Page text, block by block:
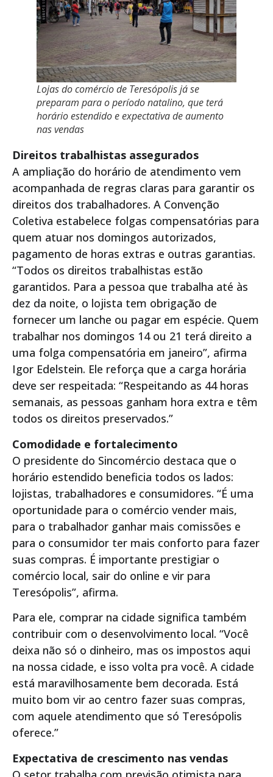
Lojas do comércio de Teresópolis já se
preparam para o período natalino, que terá
horário estendido e expectativa de aumento
nas vendas
Direitos trabalhistas assegurados
A ampliação do horário de atendimento vem
acompanhada de regras claras para garantir os
direitos dos trabalhadores. A Convenção
Coletiva estabelece folgas compensatórias para
quem atuar nos domingos autorizados,
pagamento de horas extras e outras garantias.
“Todos os direitos trabalhistas estão
garantidos. Para a pessoa que trabalha até às
dez da noite, o lojista tem obrigação de
fornecer um lanche ou pagar em espécie. Quem
trabalhar nos domingos 14 ou 21 terá direito a
uma folga compensatória em janeiro”, afirma
Igor Edelstein. Ele reforça que a carga horária
deve ser respeitada: “Respeitando as 44 horas
semanais, as pessoas ganham hora extra e têm
todos os direitos preservados.”
Comodidade e fortalecimento
O presidente do Sincomércio destaca que o
horário estendido beneficia todos os lados:
lojistas, trabalhadores e consumidores. “É uma
oportunidade para o comércio vender mais,
para o trabalhador ganhar mais comissões e
para o consumidor ter mais conforto para fazer
suas compras. É importante prestigiar o
comércio local, sair do online e vir para
Teresópolis”, afirma.
Para ele, comprar na cidade significa também
contribuir com o desenvolvimento local. “Você
deixa não só o dinheiro, mas os impostos aqui
na nossa cidade, e isso volta pra você. A cidade
está maravilhosamente bem decorada. Está
muito bom vir ao centro fazer suas compras,
com aquele atendimento que só Teresópolis
oferece.”
Expectativa de crescimento nas vendas